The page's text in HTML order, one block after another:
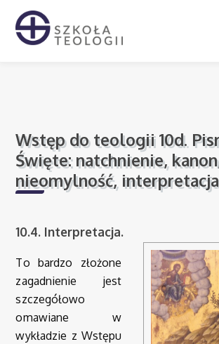
Wstęp do teologii 10d.
Święte: natchnienie,
nieomylność, interpretacja
10.4. Interpretacja.
To bardzo złożone
zagadnienie jest
szczegółowo
omawiane w
wykładzie z Wstępu